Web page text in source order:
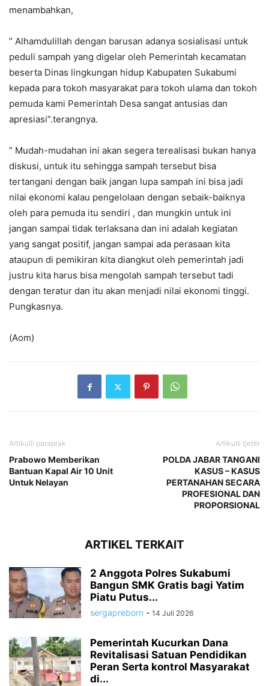
menambahkan,
” Alhamdulillah dengan barusan adanya sosialisasi untuk
peduli sampah yang digelar oleh Pemerintah kecamatan
beserta Dinas lingkungan hidup Kabupaten Sukabumi
kepada para tokoh masyarakat para tokoh ulama dan tokoh
pemuda kami Pemerintah Desa sangat antusias dan
apresiasi”.terangnya.
” Mudah-mudahan ini akan segera terealisasi bukan hanya
diskusi, untuk itu sehingga sampah tersebut bisa
tertangani dengan baik jangan lupa sampah ini bisa jadi
nilai ekonomi kalau pengelolaan dengan sebaik-baiknya
oleh para pemuda itu sendiri , dan mungkin untuk ini
jangan sampai tidak terlaksana dan ini adalah kegiatan
yang sangat positif, jangan sampai ada perasaan kita
ataupun di pemikiran kita diangkut oleh pemerintah jadi
justru kita harus bisa mengolah sampah tersebut tadi
dengan teratur dan itu akan menjadi nilai ekonomi tinggi.
Pungkasnya.
(Aom)
Artikulli paraprak
Prabowo Memberikan
Bantuan Kapal Air 10 Unit
Untuk Nelayan
Artikulli tjetër
POLDA JABAR TANGANI
KASUS – KASUS
PERTANAHAN SECARA
PROFESIONAL DAN
PROPORSIONAL
ARTIKEL TERKAIT
2 Anggota Polres Sukabumi
Bangun SMK Gratis bagi Yatim
Piatu Putus...
sergapreborn - 14 Juli 2026
Pemerintah Kucurkan Dana
Revitalisasi Satuan Pendidikan
Peran Serta kontrol Masyarakat
di...